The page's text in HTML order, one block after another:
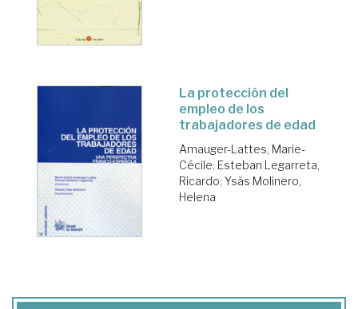
La protección del
empleo de los
trabajadores de edad
Amauger-Lattes, Marie-
Cécile; Esteban Legarreta,
Ricardo; Ysàs Molinero,
Helena